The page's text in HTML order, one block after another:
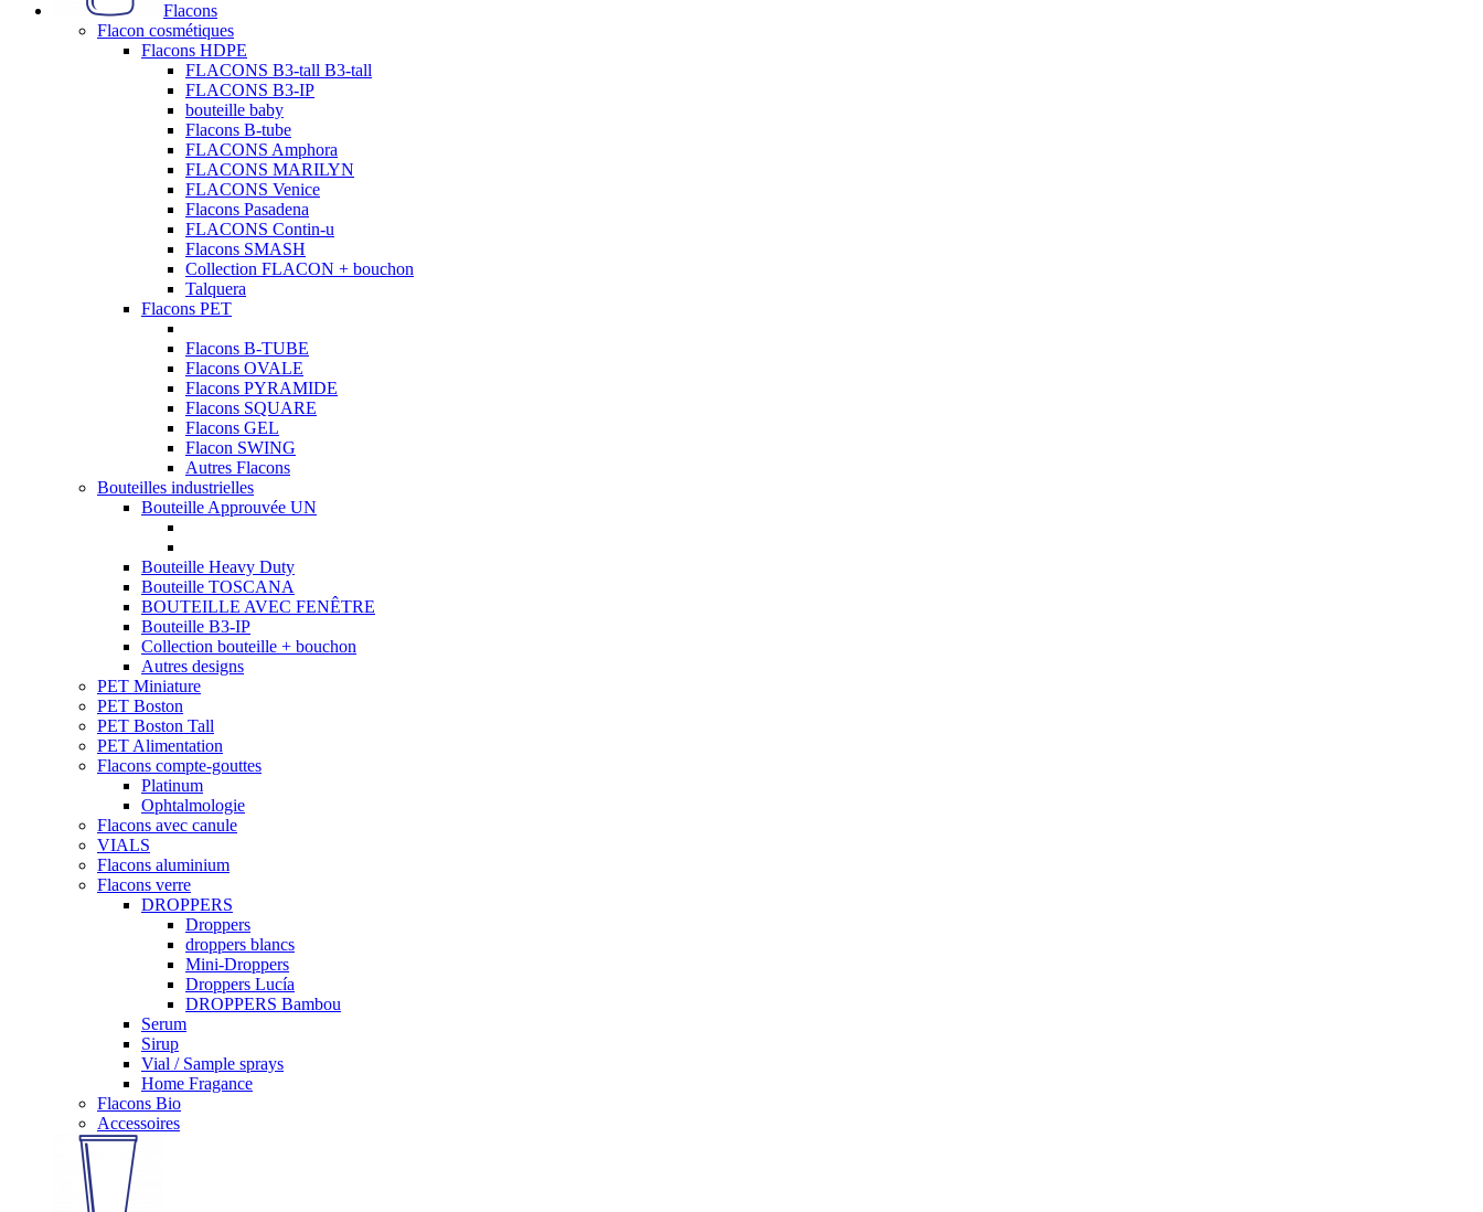
Flacons
Flacon cosmétiques
Flacons HDPE
FLACONS B3-tall B3-tall
FLACONS B3-IP
bouteille baby
Flacons B-tube
FLACONS Amphora
FLACONS MARILYN
FLACONS Venice
Flacons Pasadena
FLACONS Contin-u
Flacons SMASH
Collection FLACON + bouchon
Talquera
Flacons PET
Flacons B-TUBE
Flacons OVALE
Flacons PYRAMIDE
Flacons SQUARE
Flacons GEL
Flacon SWING
Autres Flacons
Bouteilles industrielles
Bouteille Approuvée UN
Bouteille Heavy Duty
Bouteille TOSCANA
BOUTEILLE AVEC FENÊTRE
Bouteille B3-IP
Collection bouteille + bouchon
Autres designs
PET Miniature
PET Boston
PET Boston Tall
PET Alimentation
Flacons compte-gouttes
Platinum
Ophtalmologie
Flacons avec canule
VIALS
Flacons aluminium
Flacons verre
DROPPERS
Droppers
droppers blancs
Mini-Droppers
Droppers Lucía
DROPPERS Bambou
Serum
Sirup
Vial / Sample sprays
Home Fragance
Flacons Bio
Accessoires